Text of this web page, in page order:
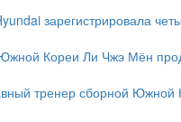
зарегистрировала
Кореи Ли Чжэ Мён
тренер сборной Южной